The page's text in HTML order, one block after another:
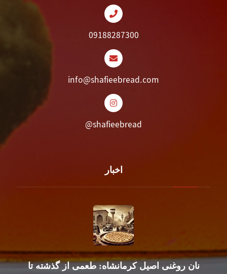
09188287300
info@shafieebread.com
shafieebread@
اخبار
نان روغنی اصیل کرمانشاه: طعمی از گذشته تا